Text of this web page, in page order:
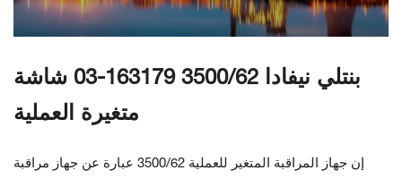
اتصل بنا
بنتلي نيفادا 3500/62 163179-03 شاشة
متغيرة العملية
إن جهاز المراقبة المتغير للعملية 3500/62 عبارة عن جهاز مراقبة